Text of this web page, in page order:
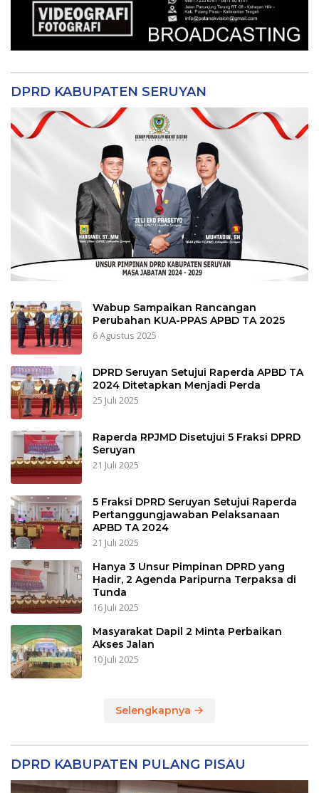
DPRD KABUPATEN SERUYAN
Wabup Sampaikan Rancangan
Perubahan KUA-PPAS APBD TA 2025
6 Agustus 2025
DPRD Seruyan Setujui Raperda APBD TA
2024 Ditetapkan Menjadi Perda
25 Juli 2025
Raperda RPJMD Disetujui 5 Fraksi DPRD
Seruyan
21 Juli 2025
5 Fraksi DPRD Seruyan Setujui Raperda
Pertanggungjawaban Pelaksanaan
APBD TA 2024
21 Juli 2025
Hanya 3 Unsur Pimpinan DPRD yang
Hadir, 2 Agenda Paripurna Terpaksa di
Tunda
16 Juli 2025
Masyarakat Dapil 2 Minta Perbaikan
Akses Jalan
10 Juli 2025
Selengkapnya
DPRD KABUPATEN PULANG PISAU